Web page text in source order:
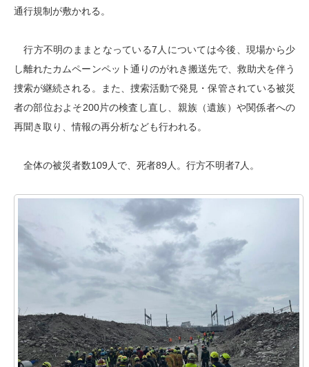
通行規制が敷かれる。
行方不明のままとなっている7人については今後、現場から少
し離れたカムペーンペット通りのがれき搬送先で、救助犬を伴う
捜索が継続される。また、捜索活動で発見・保管されている被災
者の部位およそ200片の検査し直し、親族（遺族）や関係者への
再聞き取り、情報の再分析なども行われる。
全体の被災者数109人で、死者89人。行方不明者7人。